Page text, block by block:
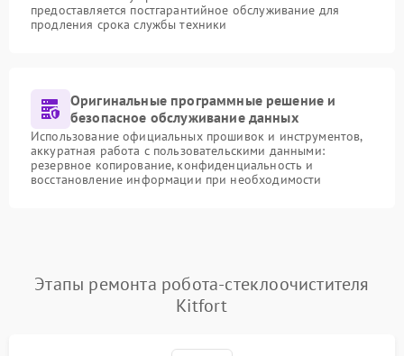
предоставляется постгарантийное обслуживание для
продления срока службы техники
Оригинальные программные решение и
безопасное обслуживание данных
Использование официальных прошивок и инструментов,
аккуратная работа с пользовательскими данными:
резервное копирование, конфиденциальность и
восстановление информации при необходимости
Этапы ремонта робота-стеклоочистителя
Kitfort